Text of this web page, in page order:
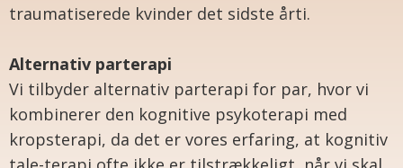
traumatiserede kvinder det sidste årti.
Alternativ parterapi
Vi tilbyder alternativ parterapi for par, hvor vi
kombinerer den kognitive psykoterapi med
kropsterapi, da det er vores erfaring, at kognitiv